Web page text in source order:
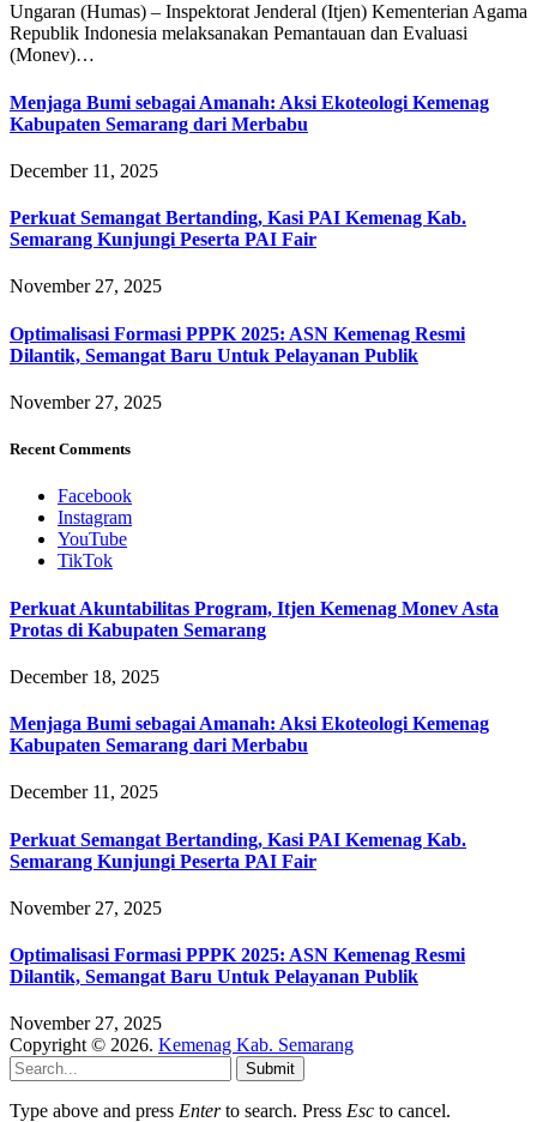
Ungaran (Humas) – Inspektorat Jenderal (Itjen) Kementerian Agama
Republik Indonesia melaksanakan Pemantauan dan Evaluasi
(Monev)…
Menjaga Bumi sebagai Amanah: Aksi Ekoteologi Kemenag
Kabupaten Semarang dari Merbabu
December 11, 2025
Perkuat Semangat Bertanding, Kasi PAI Kemenag Kab.
Semarang Kunjungi Peserta PAI Fair
November 27, 2025
Optimalisasi Formasi PPPK 2025: ASN Kemenag Resmi
Dilantik, Semangat Baru Untuk Pelayanan Publik
November 27, 2025
Recent Comments
Facebook
Instagram
YouTube
TikTok
Perkuat Akuntabilitas Program, Itjen Kemenag Monev Asta
Protas di Kabupaten Semarang
December 18, 2025
Menjaga Bumi sebagai Amanah: Aksi Ekoteologi Kemenag
Kabupaten Semarang dari Merbabu
December 11, 2025
Perkuat Semangat Bertanding, Kasi PAI Kemenag Kab.
Semarang Kunjungi Peserta PAI Fair
November 27, 2025
Optimalisasi Formasi PPPK 2025: ASN Kemenag Resmi
Dilantik, Semangat Baru Untuk Pelayanan Publik
November 27, 2025
Copyright © 2026. Kemenag Kab. Semarang
Submit
Type above and press Enterto search. Press Esc to cancel.